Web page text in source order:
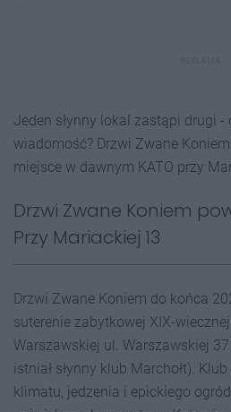
Jeden słynny lokal zastąpi drugi -
wiadomość? Drzwi Zwane
miejsce w dawnym KATO przy
Drzwi Zwane Koniem
Przy Mariackiej 13
Drzwi Zwane Koniem do końca
suterenie zabytkowej XIX-
Warszawskiej ul. Warszawskiej
istniał słynny klub Marchołt).
klimatu, jedzenia i epickiego